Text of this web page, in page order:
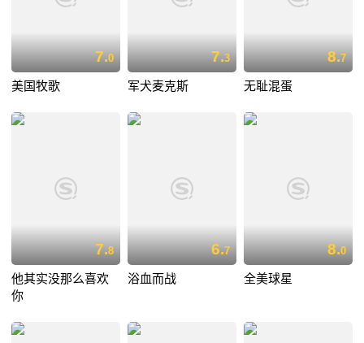
7.0
美国牧歌
7.3
军犬麦克斯
8.7
无耻混蛋
7.8
他其实没那么喜欢
你
6.7
浴血而战
8.0
全美球星